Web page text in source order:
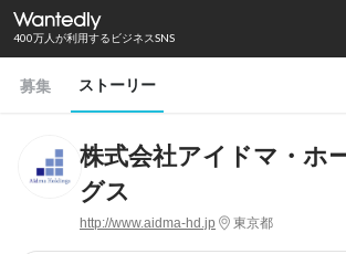
400万人が利用するビジネスSNS
募集 ストーリー
株式会社アイドマ・ホ
グス
http://www.aidma-hd.jp 東京都